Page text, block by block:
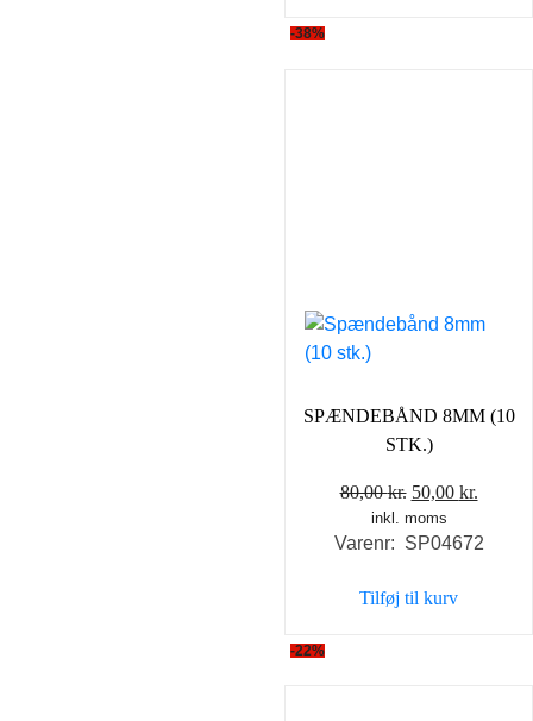
-38%
SPÆNDEBÅND 8MM (10
STK.)
80,00kr. Den
oprindelige
pris
80,00 kr..
50,00 kr.
pris
inkl. moms
Varenr: SP04672
Tilføj til kurv
-22%